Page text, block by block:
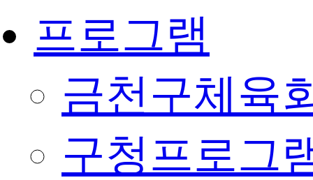
프로그램
금천구체육
구청프로그